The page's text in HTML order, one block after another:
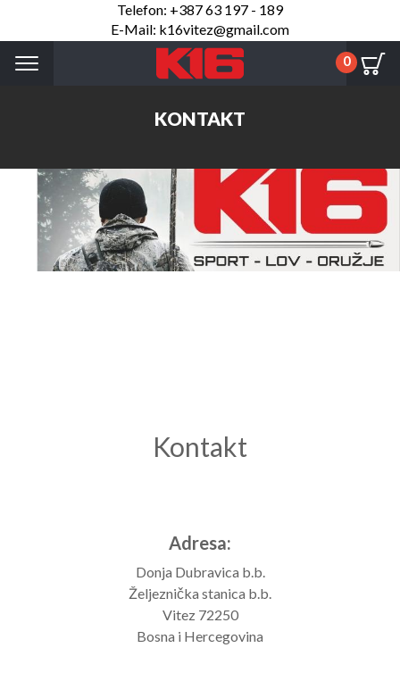
Telefon: +387 63 197 - 189
E-Mail: k16vitez@gmail.com
0
KONTAKT
Kontakt
Adresa:
Donja Dubravica b.b.
Željeznička stanica b.b.
Vitez 72250
Bosna i Hercegovina